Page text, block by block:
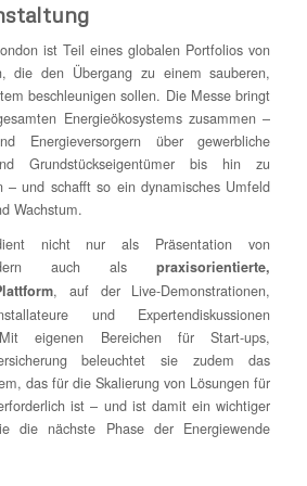
ist Teil eines globalen Portfolios von
die den Übergang zu einem sauberen,
beschleunigen sollen. Die Messe bringt
Energieökosystems zusammen –
Energieversorgern über gewerbliche
Grundstückseigentümer bis hin zu
– und schafft so ein dynamisches Umfeld
Wachstum.
nicht nur als Präsentation von
auch alspraxisorientierte,
, auf der Live-Demonstrationen,
und Expertendiskussionen
Mit eigenen Bereichen für Start-ups,
beleuchtet sie zudem das
das für die Skalierung von Lösungen für
ist – und ist damit ein wichtiger
die nächste Phase der Energiewende